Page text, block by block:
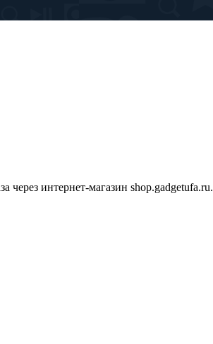
интернет-магазин shop.gadgetufa.ru.